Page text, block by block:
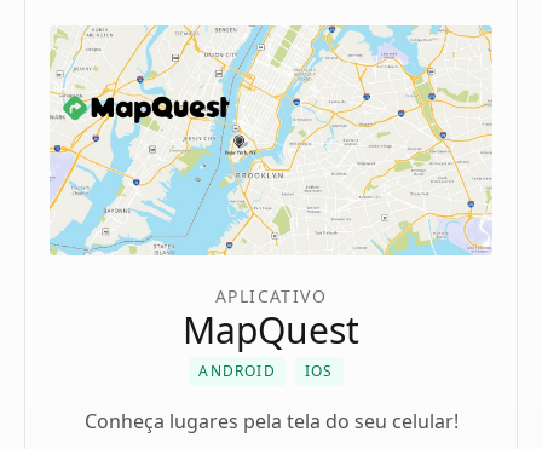
APLICATIVO
MapQuest
ANDROID IOS
Conheça lugares pela tela do seu celular!